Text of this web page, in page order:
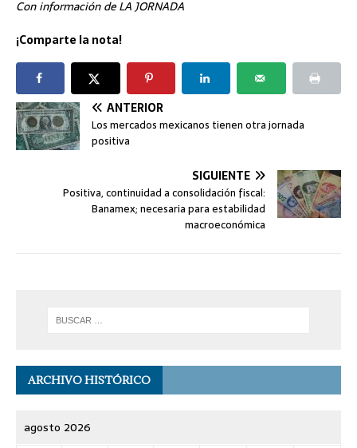
Con información de LA JORNADA
¡Comparte la nota!
ANTERIOR
Los mercados mexicanos tienen otra jornada
positiva
SIGUIENTE
Positiva, continuidad a consolidación fiscal:
Banamex; necesaria para estabilidad
macroeconómica
ARCHIVO HISTÓRICO
agosto 2026